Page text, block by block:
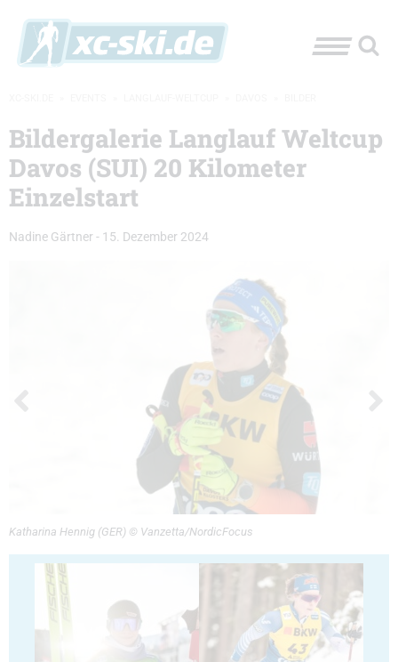
Bildergalerie Langlauf Weltcup
Davos (SUI) 20 Kilometer
Einzelstart
Nadine Gärtner - 15. Dezember 2024
Katharina Hennig (GER) © Vanzetta/NordicFocus